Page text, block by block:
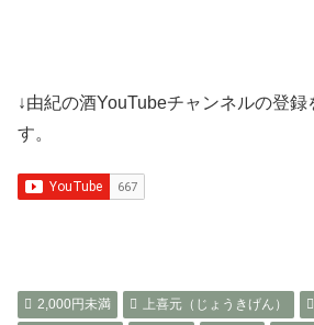
↓由紀の酒YouTubeチャンネルの登録
す。
2,000円未満 上喜元（じょうきげん）